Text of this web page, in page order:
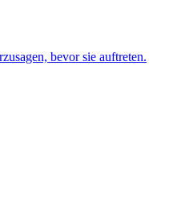
bevor sie auftreten.